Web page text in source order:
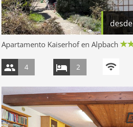
desde
Apartamento Kaiserhof en Alpbach
4 2